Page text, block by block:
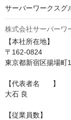
サーバーワークスグ
株式会社サーバーワ
【本社所在地】
〒162-0824
東京都新宿区揚場町
【代表者名	】
大石 良
【従業員数】